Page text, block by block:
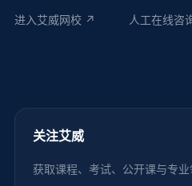
进入艾威网校 ↗
人工在线咨
关注艾威
获取课程、考试、公开课与专业